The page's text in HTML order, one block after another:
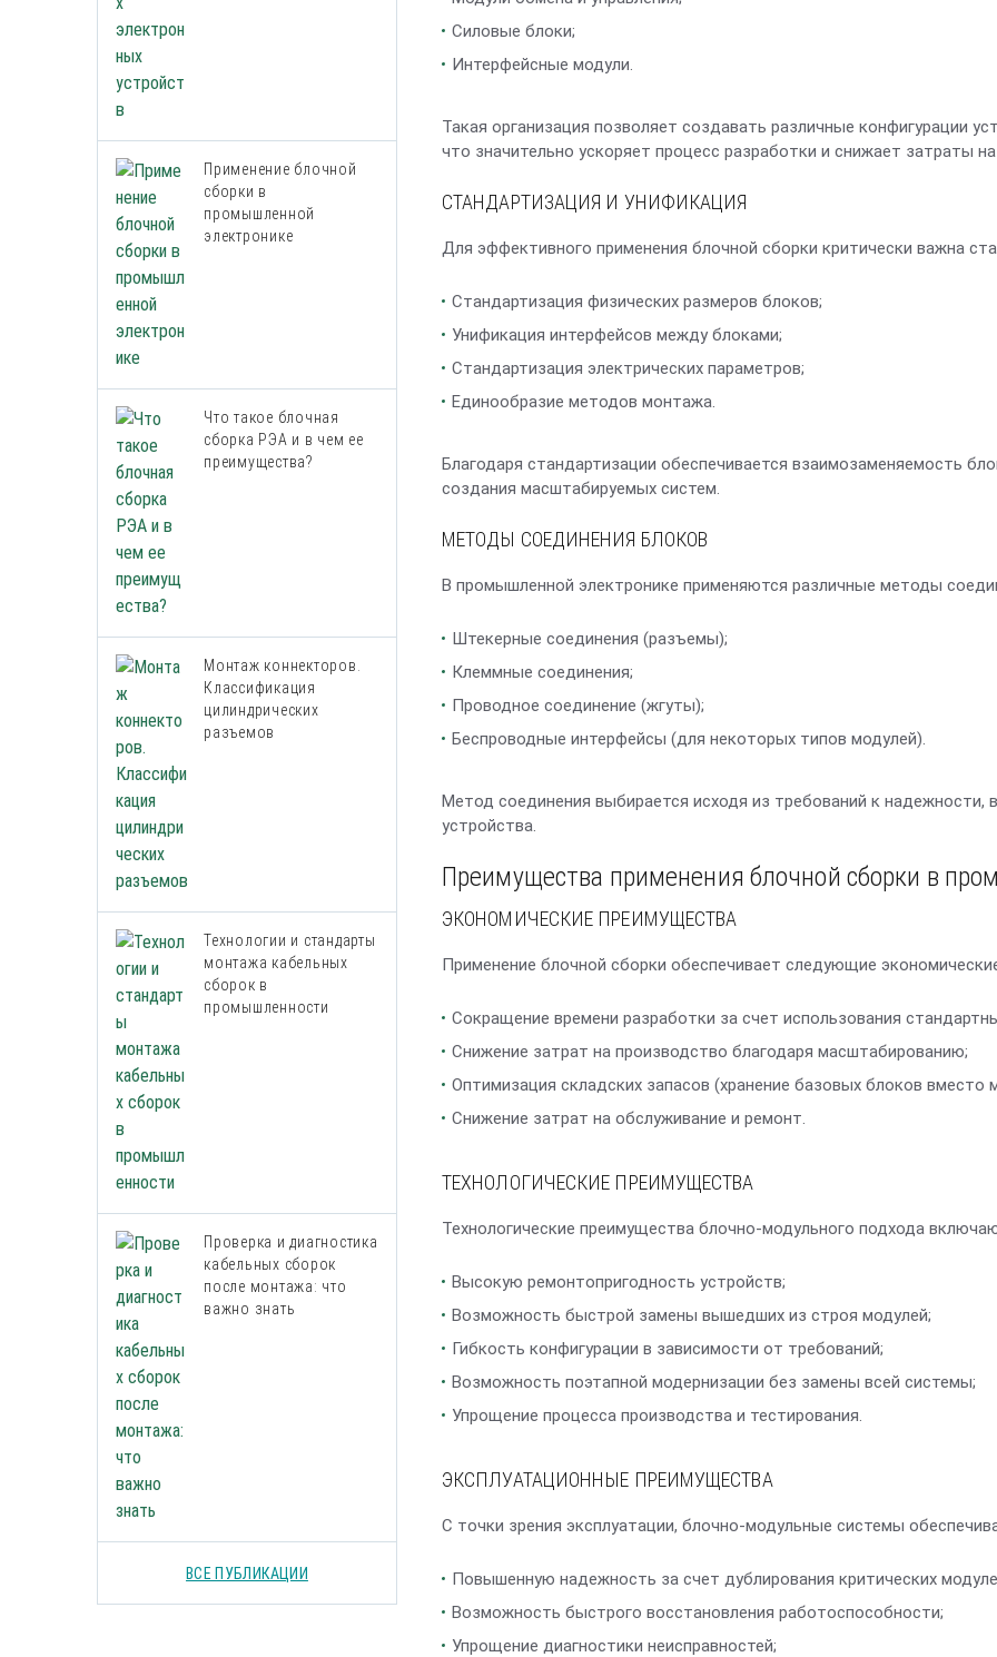
Применение блочной
сборки в
промышленной
электронике
Что такое блочная
сборка РЭА и в чем ее
преимущества?
Монтаж коннекторов.
Классификация
цилиндрических
разъемов
Технологии и стандарты
монтажа кабельных
сборок в
промышленности
Проверка и диагностика
кабельных сборок
после монтажа: что
важно знать
ВСЕ ПУБЛИКАЦИИ
Силовые блоки;
Интерфейсные модули.
Такая организация позволяет создавать различные конфигурации
что значительно ускоряет процесс разработки и снижает затраты
СТАНДАРТИЗАЦИЯ И УНИФИКАЦИЯ
Для эффективного применения блочной сборки критически важна
Стандартизация физических размеров блоков;
Унификация интерфейсов между блоками;
Стандартизация электрических параметров;
Единообразие методов монтажа.
Благодаря стандартизации обеспечивается взаимозаменяемость
создания масштабируемых систем.
МЕТОДЫ СОЕДИНЕНИЯ БЛОКОВ
В промышленной электронике применяются различные методы
Штекерные соединения (разъемы);
Клеммные соединения;
Проводное соединение (жгуты);
Беспроводные интерфейсы (для некоторых типов модулей).
Метод соединения выбирается исходя из требований к надежности,
устройства.
Преимущества применения блочной сборки в
ЭКОНОМИЧЕСКИЕ ПРЕИМУЩЕСТВА
Применение блочной сборки обеспечивает следующие
Сокращение времени разработки за счет использования
Снижение затрат на производство благодаря масштабированию;
Оптимизация складских запасов (хранение базовых блоков вместо
Снижение затрат на обслуживание и ремонт.
ТЕХНОЛОГИЧЕСКИЕ ПРЕИМУЩЕСТВА
Технологические преимущества блочно-модульного подхода
Высокую ремонтопригодность устройств;
Возможность быстрой замены вышедших из строя модулей;
Гибкость конфигурации в зависимости от требований;
Возможность поэтапной модернизации без замены всей системы;
Упрощение процесса производства и тестирования.
ЭКСПЛУАТАЦИОННЫЕ ПРЕИМУЩЕСТВА
С точки зрения эксплуатации, блочно-модульные системы
Повышенную надежность за счет дублирования критических
Возможность быстрого восстановления работоспособности;
Упрощение диагностики неисправностей;